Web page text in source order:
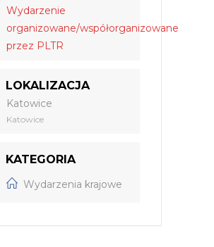
Wydarzenie
organizowane/współorganizowane
przez PLTR
LOKALIZACJA
Katowice
Katowice
KATEGORIA
Wydarzenia krajowe